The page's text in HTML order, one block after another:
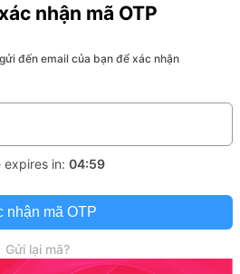
nhận mã OTP
đến email của bạn để xác nhận
expires in: 04:59
nhận mã OTP
Gửi lại mã?